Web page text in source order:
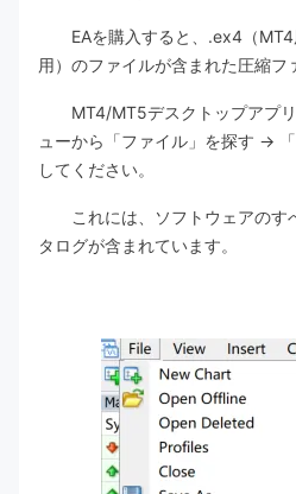
EAを購入すると、.ex4（MT4
用）のファイルが含まれた圧縮フ
MT4/MT5デスクトップアプリ
ューから「ファイル」を探す →
してください。
これには、ソフトウェアのす
タログが含まれています。